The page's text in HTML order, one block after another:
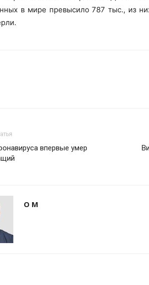
в мире превысило 787 тыс., из
впервые умер
О М